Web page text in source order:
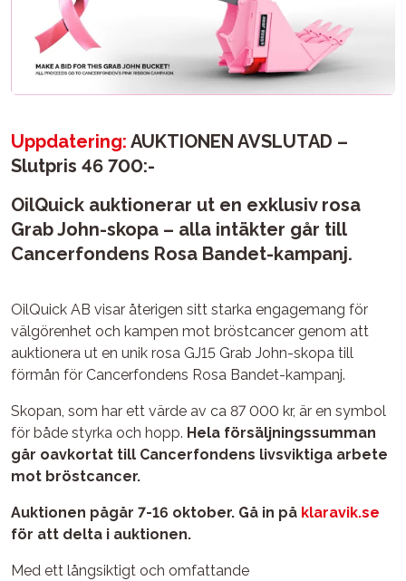
Uppdatering: AUKTIONEN AVSLUTAD –
Slutpris 46 700:-
OilQuick auktionerar ut en exklusiv rosa
Grab John-skopa – alla intäkter går till
Cancerfondens Rosa Bandet-kampanj.
OilQuick AB visar återigen sitt starka engagemang för
välgörenhet och kampen mot bröstcancer genom att
auktionera ut en unik rosa GJ15 Grab John-skopa till
förmån för Cancerfondens Rosa Bandet-kampanj.
Skopan, som har ett värde av ca 87 000 kr, är en symbol
för både styrka och hopp. Hela försäljningssumman
går oavkortat till Cancerfondens livsviktiga arbete
mot bröstcancer.
Auktionen pågår 7-16 oktober. Gå in på klaravik.se
för att delta i auktionen.
Med ett långsiktigt och omfattande